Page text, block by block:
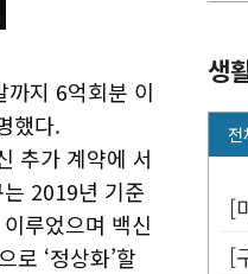
지 6억회분 이
했다.
추가 계약에 서
2019년 기준
루었으며 백신
‘정상화’할
생
전